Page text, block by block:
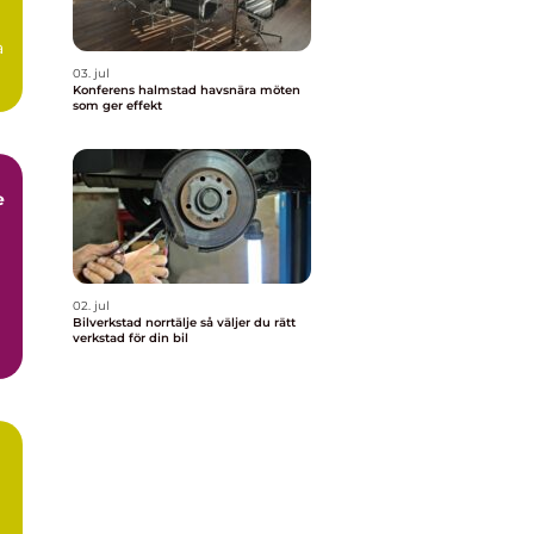
03. jul
Konferens halmstad havsnära möten
som ger effekt
02. jul
Bilverkstad norrtälje så väljer du rätt
verkstad för din bil